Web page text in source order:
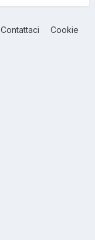
Contattaci Cookie